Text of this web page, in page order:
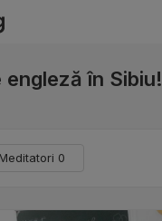
engleză în Sibiu!
Meditatori 0